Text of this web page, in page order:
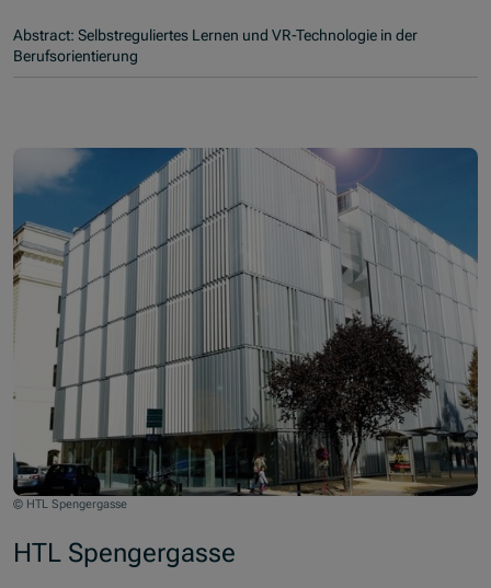
Abstract: Selbstreguliertes Lernen und VR-Technologie in der
Berufsorientierung
© HTL Spengergasse
HTL Spengergasse